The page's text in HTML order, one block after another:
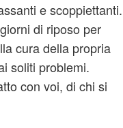
e scoppiettanti.
di riposo per
cura della propria
soliti problemi.
con voi, di chi si